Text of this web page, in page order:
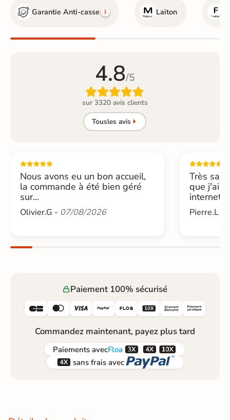
Garantie Anti-casse Laiton
4.8/5

sur 3320 avis clients
Tousles avis
Nous avons eu un bon accueil,
la commande à été bien géré
sur...
Olivier.G - 07/08/2026
Très
que j'ai
internet....
Pierre.L -
Paiement 100% sécurisé
     
Commandez maintenant, payez plus tard
Paiements avecFloa  
 sans frais avec 